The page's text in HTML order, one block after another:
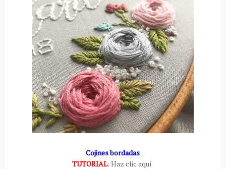
Cojines bordadas
TUTORIAL:Haz clic aquí